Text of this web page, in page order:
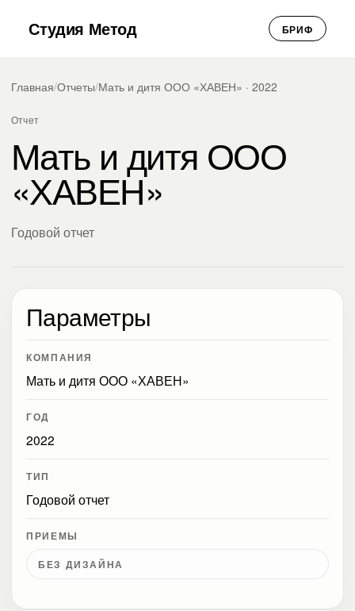
Студия Метод БРИФ
Главная/Отчеты/Мать и дитя ООО «ХАВЕН» · 2022
Отчет
Мать и дитя ООО
«ХАВЕН»
Годовой отчет
Параметры
КОМПАНИЯ
Мать и дитя ООО «ХАВЕН»
ГОД
2022
ТИП
Годовой отчет
ПРИЕМЫ
БЕЗ ДИЗАЙНА